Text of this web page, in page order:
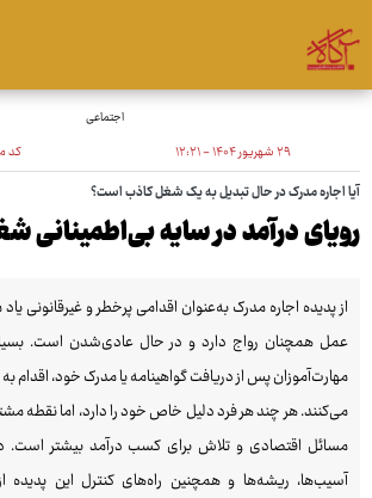
اجتماعی
۲۹ شهریور ۱۴۰۴ - ۱۲:۲۱ کد
آیا اجاره مدرک در حال تبدیل به یک شغل کاذب است؟
رویای درآمد در سایه بی‌اطمینانی
از پدیده اجاره مدرک به‌عنوان اقدامی پرخطر و غیرقانونی
عمل همچنان رواج دارد و در حال عادی‌شدن است.
مهارت‌آموزان پس از دریافت گواهینامه یا مدرک خود، اقدام به
می‌کنند. هر چند هر فرد دلیل خاص خود را دارد، اما نقطه
مسائل اقتصادی و تلاش برای کسب درآمد بیشتر است. در
آسیب‌ها، ریشه‌ها و همچنین راه‌های کنترل این پدیده